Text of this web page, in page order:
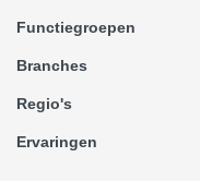
Functiegroepen
Branches
Regio's
Ervaringen